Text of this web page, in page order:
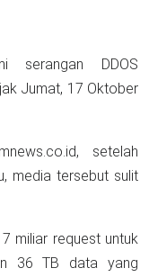
serangan DDOS
Jumat, 17 Oktober
setelah
media tersebut sulit
miliar request untuk
36 TB data yang